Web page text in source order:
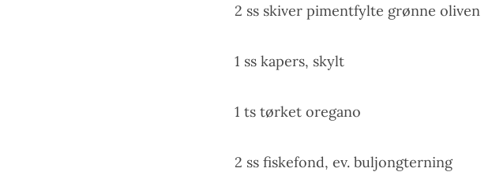
2 ss skiver pimentfylte grønne oliven
1 ss kapers, skylt
1 ts tørket oregano
2 ss fiskefond, ev. buljongterning